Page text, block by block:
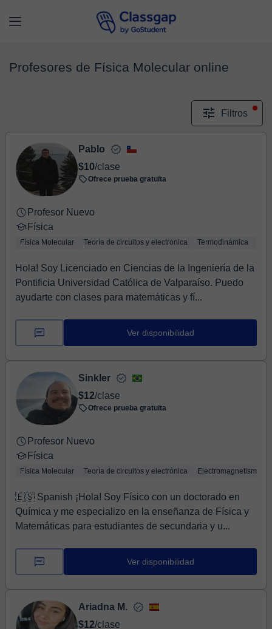
Profesores de Física Molecular online
Filtros
Pablo
$10/clase
Ofrece prueba gratuita
Profesor Nuevo
Física
Física Molecular Teoría de circuitos y electrónica Termodinámica
Hola! Soy Licenciado en Ciencias de la Ingeniería de la
Pontificia Universidad Católica de Valparaíso. Puedo
ayudarte con clases para matemáticas y fí...
Ver disponibilidad
Sinkler
$12/clase
Ofrece prueba gratuita
Profesor Nuevo
Física
Física Molecular Teoría de circuitos y electrónica Electromagnetismo
🇪🇸 Spanish ¡Hola! Soy Físico con un doctorado en
Química y me especializo en la enseñanza de Física y
Matemáticas para estudiantes de secundaria y u...
Ver disponibilidad
Ariadna M.
$12/clase